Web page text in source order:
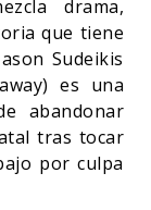
drama,
que tiene
Sudeikis
es una
abandonar
tras tocar
por culpa